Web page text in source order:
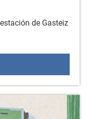
de Gasteiz
8 de marzo, vamos